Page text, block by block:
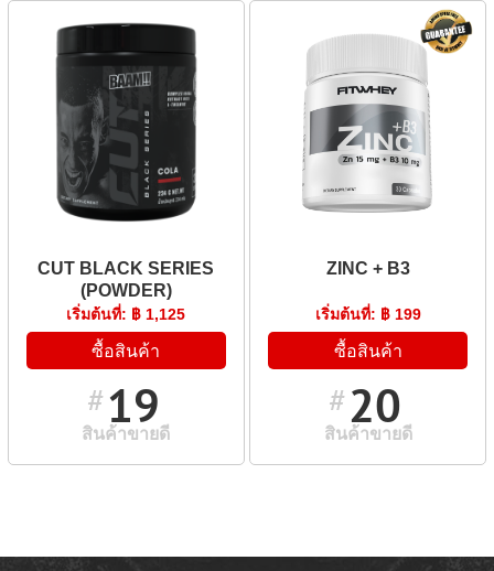
CUT BLACK SERIES
(POWDER)
เริ่มต้นที่: ฿ 1,125
ซื้อสินค้า
#19
สินค้าขายดี
ZINC + B3
เริ่มต้นที่: ฿ 199
ซื้อสินค้า
#20
สินค้าขายดี